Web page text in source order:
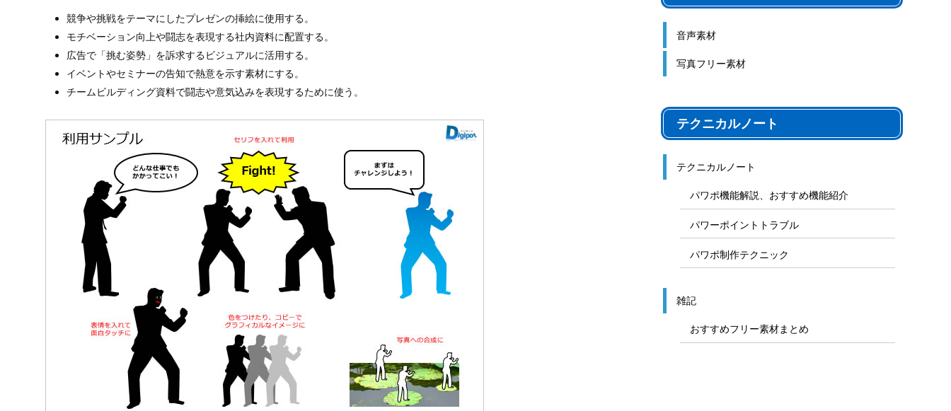
ファイティングポーズのビジネスマンのシルエット内容
横からアングルのファイティングポーズのビジネスマンのシルエット、戦うポーズ、白黒、グラデーションな
ど１２種類＋利用サンプル（パワポ版のみ）
ファイティングポーズのビジネスマンのシルエットの使用例
競争や挑戦をテーマにしたプレゼンの挿絵に使用する。
モチベーション向上や闘志を表現する社内資料に配置する。
広告で「挑む姿勢」を訴求するビジュアルに活用する。
イベントやセミナーの告知で熱意を示す素材にする。
チームビルディング資料で闘志や意気込みを表現するために使う。
音声素材
写真フリー素材
テクニカルノート
テクニカルノート
パワポ機能解説、おすすめ機能紹介
パワーポイントトラブル
パワポ制作テクニック
雑記
おすすめフリー素材まとめ